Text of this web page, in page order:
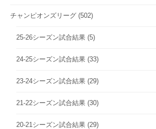
チャンピオンズリーグ (502)
25-26シーズン試合結果 (5)
24-25シーズン試合結果 (33)
23-24シーズン試合結果 (29)
21-22シーズン試合結果 (30)
20-21シーズン試合結果 (29)